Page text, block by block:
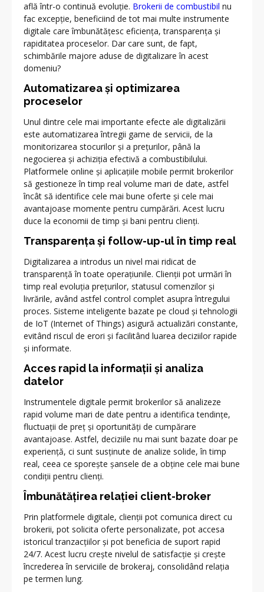
află într-o continuă evoluție. Brokerii de combustibil nu
fac excepție, beneficiind de tot mai multe instrumente
digitale care îmbunătățesc eficiența, transparența și
rapiditatea proceselor. Dar care sunt, de fapt,
schimbările majore aduse de digitalizare în acest
domeniu?
Automatizarea și optimizarea
proceselor
Unul dintre cele mai importante efecte ale digitalizării
este automatizarea întregii game de servicii, de la
monitorizarea stocurilor și a prețurilor, până la
negocierea și achiziția efectivă a combustibilului.
Platformele online și aplicațiile mobile permit brokerilor
să gestioneze în timp real volume mari de date, astfel
încât să identifice cele mai bune oferte și cele mai
avantajoase momente pentru cumpărări. Acest lucru
duce la economii de timp și bani pentru clienți.
Transparența și follow-up-ul în timp real
Digitalizarea a introdus un nivel mai ridicat de
transparență în toate operațiunile. Clienții pot urmări în
timp real evoluția prețurilor, statusul comenzilor și
livrările, având astfel control complet asupra întregului
proces. Sisteme inteligente bazate pe cloud și tehnologii
de IoT (Internet of Things) asigură actualizări constante,
evitând riscul de erori și facilitând luarea deciziilor rapide
și informate.
Acces rapid la informații și analiza
datelor
Instrumentele digitale permit brokerilor să analizeze
rapid volume mari de date pentru a identifica tendințe,
fluctuații de preț și oportunități de cumpărare
avantajoase. Astfel, deciziile nu mai sunt bazate doar pe
experiență, ci sunt susținute de analize solide, în timp
real, ceea ce sporește șansele de a obține cele mai bune
condiții pentru clienți.
Îmbunătățirea relației client-broker
Prin platformele digitale, clienții pot comunica direct cu
brokerii, pot solicita oferte personalizate, pot accesa
istoricul tranzacțiilor și pot beneficia de suport rapid
24/7. Acest lucru crește nivelul de satisfacție și crește
încrederea în serviciile de brokeraj, consolidând relația
pe termen lung.